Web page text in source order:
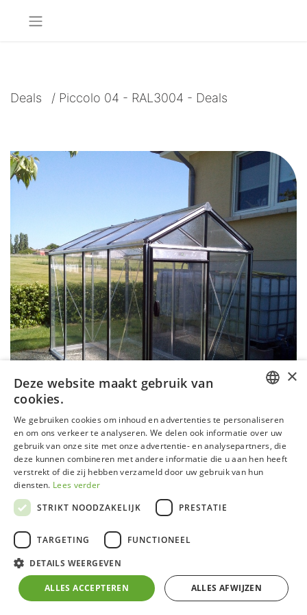
Deals / Piccolo 04 - RAL3004 - Deals
Piccolo 04 - RAL3004 - Deals
Deze modellen kunnen sporen van intern gebruik of
interne opbouw vertonen die geen invloed hebben op
de werking.
Alle vermelde prijzen zijn inclusief BTW, aan-huis-
geleverd op de stoep in België. Montage is mogelijk in
GERMAN
FRENCH
×
Deze website maakt gebruik van
cookies.
We gebruiken cookies om inhoud en advertenties te personaliseren
en om ons verkeer te analyseren. We delen ook informatie over uw
gebruik van onze site met onze advertentie- en analysepartners, die
deze kunnen combineren met andere informatie die u aan hen heeft
verstrekt of die zij hebben verzameld door uw gebruik van hun
diensten. Lees verder
STRIKT NOODZAKELIJK
PRESTATIE
TARGETING FUNCTIONEEL
DETAILS WEERGEVEN
ALLES ACCEPTEREN ALLES AFWIJZEN